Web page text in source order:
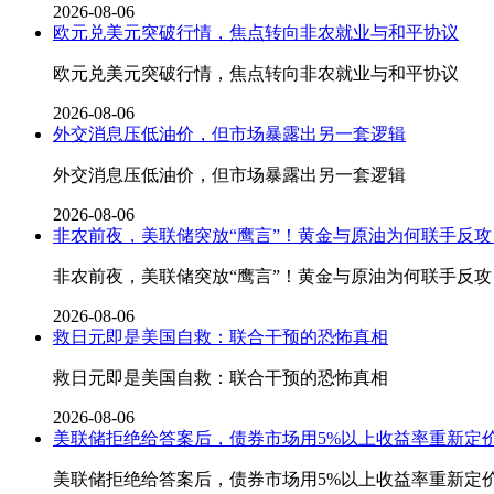
2026-08-06
欧元兑美元突破行情，焦点转向非农就业与和平协议
欧元兑美元突破行情，焦点转向非农就业与和平协议
2026-08-06
外交消息压低油价，但市场暴露出另一套逻辑
外交消息压低油价，但市场暴露出另一套逻辑
2026-08-06
非农前夜，美联储突放“鹰言”！黄金与原油为何联手反攻
非农前夜，美联储突放“鹰言”！黄金与原油为何联手反攻
2026-08-06
救日元即是美国自救：联合干预的恐怖真相
救日元即是美国自救：联合干预的恐怖真相
2026-08-06
美联储拒绝给答案后，债券市场用5%以上收益率重新定
美联储拒绝给答案后，债券市场用5%以上收益率重新定